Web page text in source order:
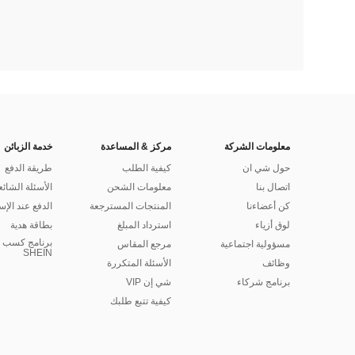
معلومات الشركة
حول شي ان
اتصال بنا
كن أعضاءنا
لوق أزياء
مسؤولية اجتماعية
وظائف
برنامج شركاء
مركز & المساعدة
كيفية الطلب
معلومات الشحن
المنتجات المسترجعة
استرداد المبلغ
مرجع المقاس
الأسئلة المتكررة
شي إن VIP
كيفية تتبع طلبك
خدمة الزبائن
طريقة الدفع
الأسئلة
الدفع عند
بطاقة هدية
برنامج كسب
SHEIN